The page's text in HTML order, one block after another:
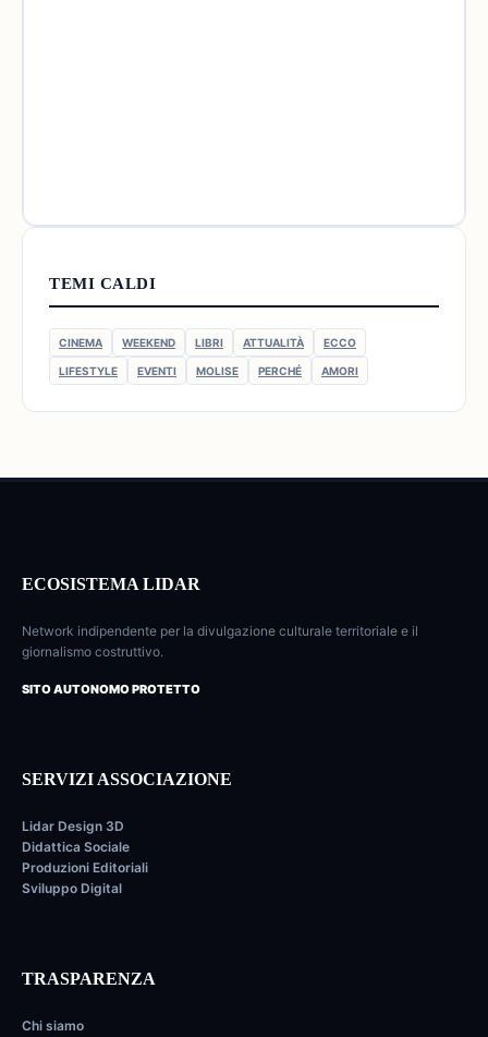
TEMI CALDI
CINEMA WEEKEND LIBRI ATTUALITÀ ECCO
LIFESTYLE EVENTI MOLISE PERCHÉ AMORI
ECOSISTEMA LIDAR
Network indipendente per la divulgazione culturale territoriale e il
giornalismo costruttivo.
SITO AUTONOMO PROTETTO
SERVIZI ASSOCIAZIONE
Lidar Design 3D
Didattica Sociale
Produzioni Editoriali
Sviluppo Digital
TRASPARENZA
Chi siamo